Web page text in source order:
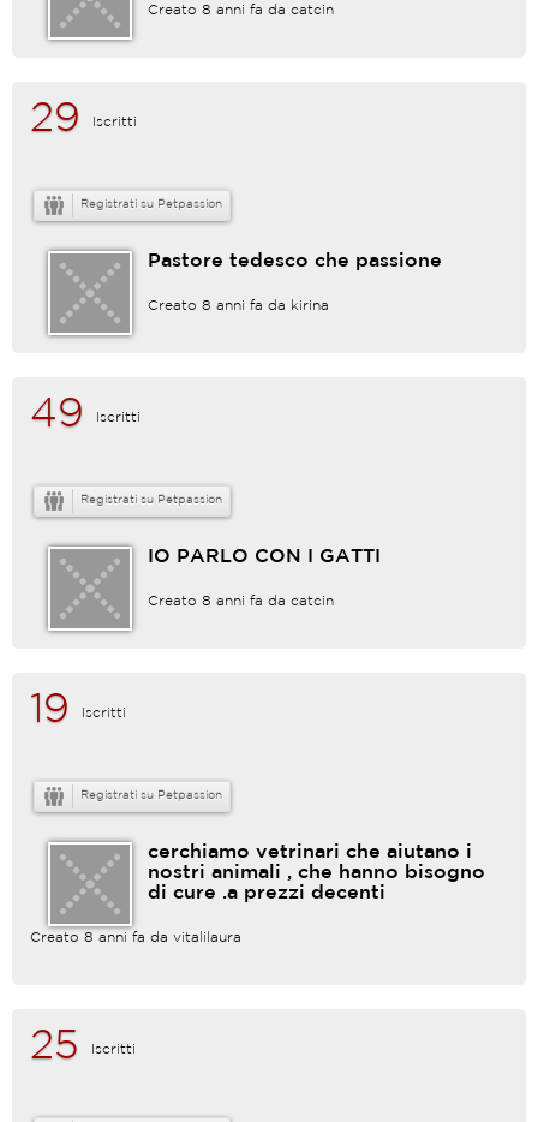
Creato 8 anni fa da catcin
29 Iscritti
Registrati su Petpassion
Pastore tedesco che passione
Creato 8 anni fa da kirina
49 Iscritti
Registrati su Petpassion
IO PARLO CON I GATTI
Creato 8 anni fa da catcin
19 Iscritti
Registrati su Petpassion
cerchiamo vetrinari che aiutano i
nostri animali , che hanno bisogno
di cure .a prezzi decenti
Creato 8 anni fa da vitalilaura
25 Iscritti